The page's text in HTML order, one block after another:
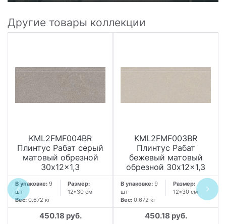
Другие товары коллекции
KML2FMF004BR
Плинтус Рабат серый
матовый обрезной
30x12x1,3
В упаковке: 9
шт
Размер:
12*30 см
Вес: 0.672 кг
450.18 руб.
KML2FMF003BR
Плинтус Рабат
бежевый матовый
обрезной 30x12x1,3
В упаковке: 9
шт
Размер:
12*30 см
Вес: 0.672 кг
450.18 руб.